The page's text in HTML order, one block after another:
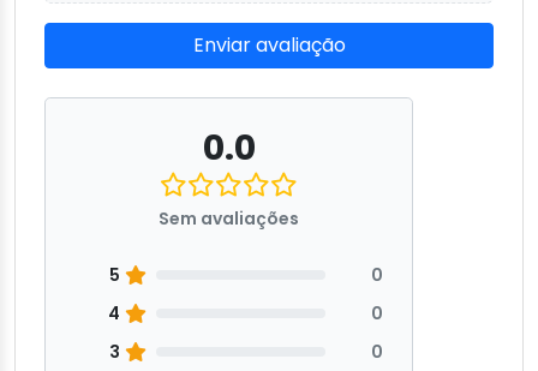
Enviar avaliação
0.0
Sem avaliações
5
0
4
0
3
0